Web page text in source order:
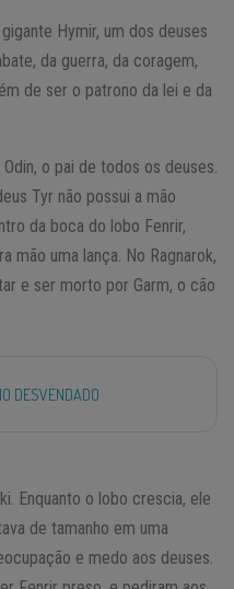
Hymir, um dos deuses
da guerra, da coragem,
de ser o patrono da lei e da
o pai de todos os deuses.
Tyr não possui a mão
da boca do lobo Fenrir,
mão uma lança. No Ragnarok,
e ser morto por Garm, o cão
DESVENDADO
Enquanto o lobo crescia, ele
de tamanho em uma
e medo aos deuses.